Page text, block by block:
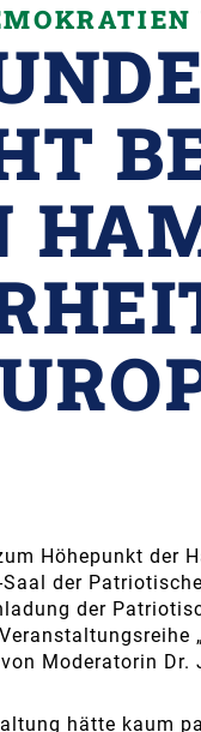
Höhepunkt der
der
der
Moderatorin
hätte kaum